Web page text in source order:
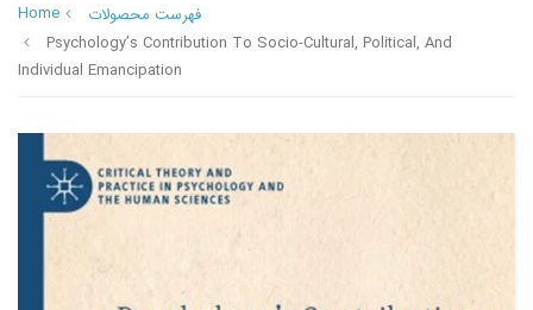
Home
فهرست محصولات
Psychology’s Contribution To Socio-Cultural, Political, And
Individual Emancipation